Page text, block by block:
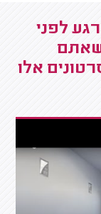
לפני
שאתם
אלו